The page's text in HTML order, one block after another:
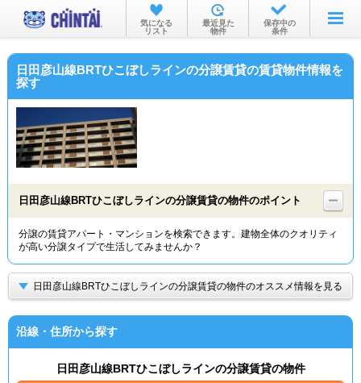
お部屋を探す
沿線・駅から
不動産会社から
TOP
気になる
リスト
最近見た
物件
保存中の
条件
日田彦山線BRTひこぼしラインの分譲賃貸の賃貸物件情報を
探す
日田彦山線BRTひこぼしラインの分譲賃貸の物件のポイント
分譲の賃貸アパート・マンションを検索できます。建物全体のクオリティ
が高い分譲タイプで生活してみませんか？
日田彦山線BRTひこぼしラインの分譲賃貸の物件のオススメ情報を見る
沿線・住所から探す
日田彦山線BRTひこぼしラインの分譲賃貸の物件